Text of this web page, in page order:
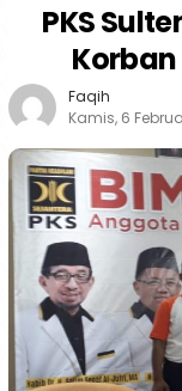
PKS
Faqih
Kamis, 6